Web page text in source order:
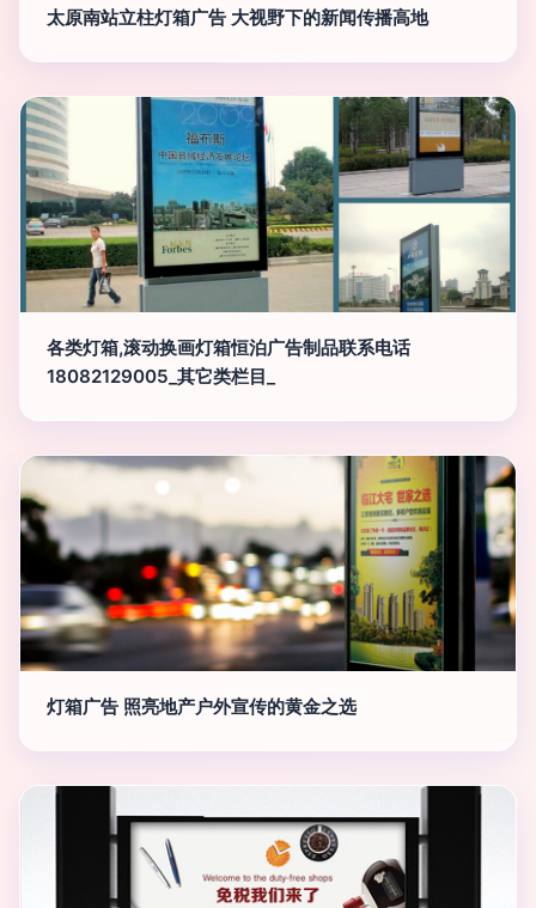
太原南站立柱灯箱广告 大视野下的新闻传播高地
各类灯箱,滚动换画灯箱恒泊广告制品联系电话
18082129005_其它类栏目_
灯箱广告 照亮地产户外宣传的黄金之选